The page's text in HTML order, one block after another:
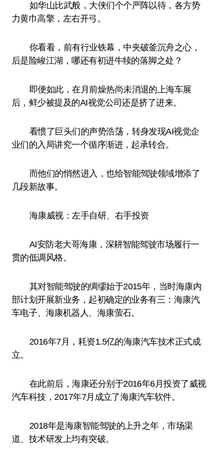
如华山比武般，大侠们个个严阵以待，各方势
力黄巾高擎，左右开弓。
你看看，前有行业铁幕，中夹破釜沉舟之心，
后是险峻江湖，哪还有初进牛犊的落脚之处？
即便如此，在月前燥热尚未消退的上海车展
后，鲜少被提及的AI视觉公司还是挤了进来。
看惯了巨头们的声势浩荡，转身发现AI视觉企
业们的入局讲究一个循序渐进，起承转合。
而他们的悄然进入，也给智能驾驶领域增添了
几段新故事。
海康威视：左手自研、右手投资
AI安防老大哥海康，深耕智能驾驶市场履行一
贯的低调风格。
其对智能驾驶的绸缪始于2015年，当时海康内
部计划开展新业务，起初确定的业务有三：海康汽
车电子、海康机器人、海康萤石。
2016年7月，耗资1.5亿的海康汽车技术正式成
立。
在此前后，海康还分别于2016年6月投资了威视
汽车科技，2017年7月成立了海康汽车软件。
2018年是海康智能驾驶的上升之年，市场渠
道、技术研发上均有突破。